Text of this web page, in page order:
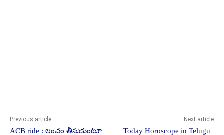
Previous article
ACB ride : లంచం తీసుకుంటూ
Next article
Today Horoscope in Telugu |